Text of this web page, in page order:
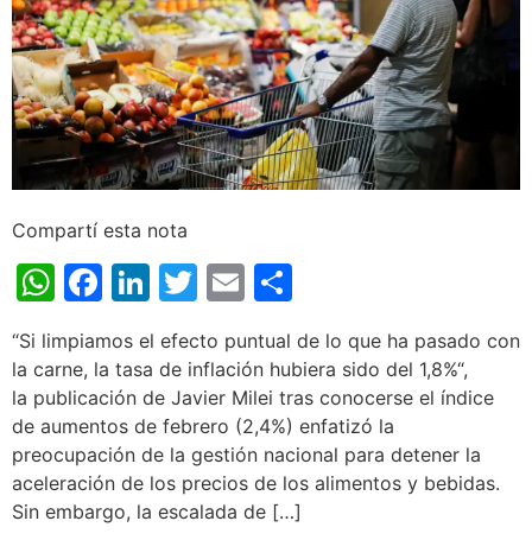
Compartí esta nota
WhatsApp
Facebook
LinkedIn
Twitter
Email
“Si limpiamos el efecto puntual de lo que ha pasado con
la carne, la tasa de inflación hubiera sido del 1,8%“,
la publicación de Javier Milei tras conocerse el índice
de aumentos de febrero (2,4%) enfatizó la
preocupación de la gestión nacional para detener la
aceleración de los precios de los alimentos y bebidas.
Sin embargo, la escalada de […]